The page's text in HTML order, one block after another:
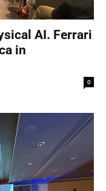
AI. Ferrari
in
0